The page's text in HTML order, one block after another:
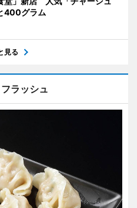
400グラム
見る
ラッシュ